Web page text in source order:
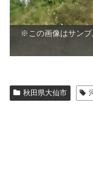
※この画像はサン
秋田県大仙市